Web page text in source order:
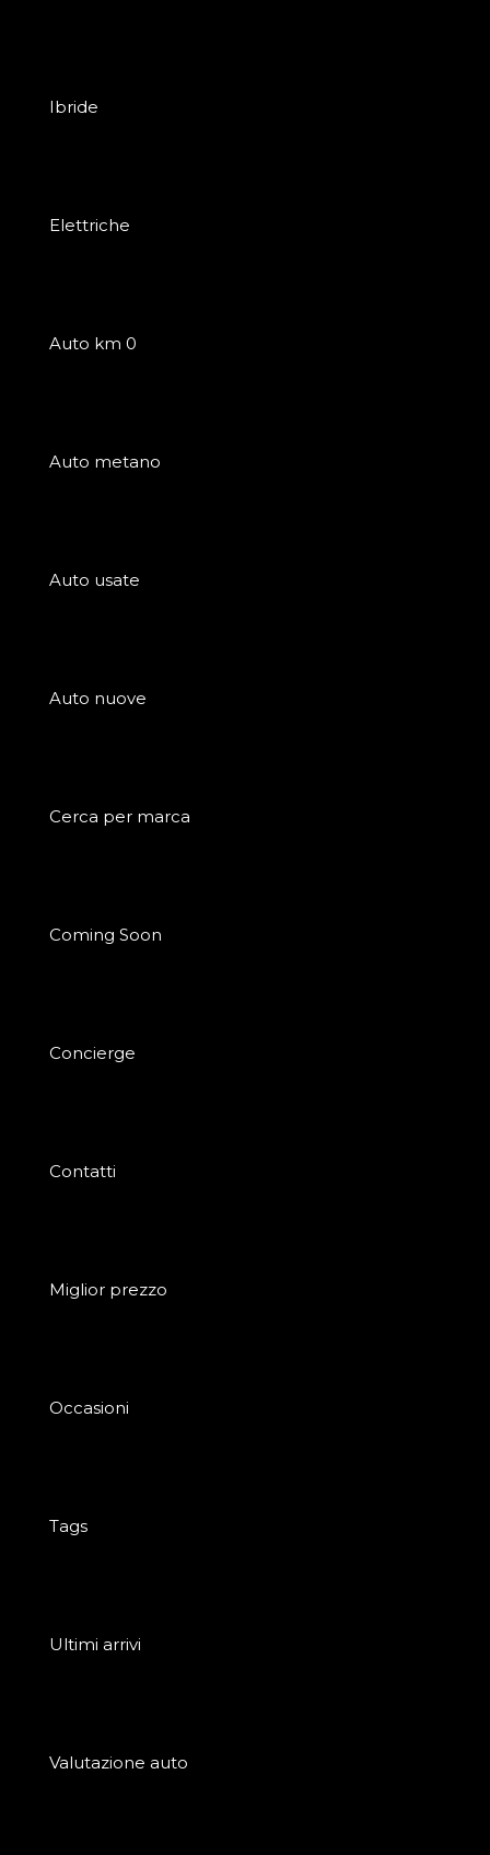
Ibride
Elettriche
Auto km 0
Auto metano
Auto usate
Auto nuove
Cerca per marca
Coming Soon
Concierge
Contatti
Miglior prezzo
Occasioni
Tags
Ultimi arrivi
Valutazione auto